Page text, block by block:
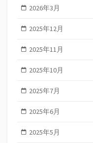
2026年3月
2025年12月
2025年11月
2025年10月
2025年7月
2025年6月
2025年5月